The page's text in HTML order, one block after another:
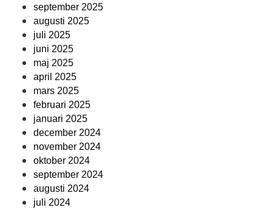
september 2025
augusti 2025
juli 2025
juni 2025
maj 2025
april 2025
mars 2025
februari 2025
januari 2025
december 2024
november 2024
oktober 2024
september 2024
augusti 2024
juli 2024